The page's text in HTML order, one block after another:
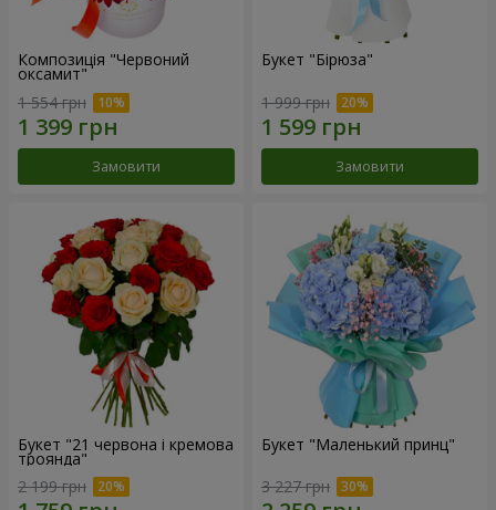
Композиція "Червоний
оксамит"
1 554 грн
Замовити
Букет "Бірюза"
1 999 грн
Замовити
Букет "21 червона і кремова
троянда"
2 199 грн
Букет "Маленький принц"
3 227 грн